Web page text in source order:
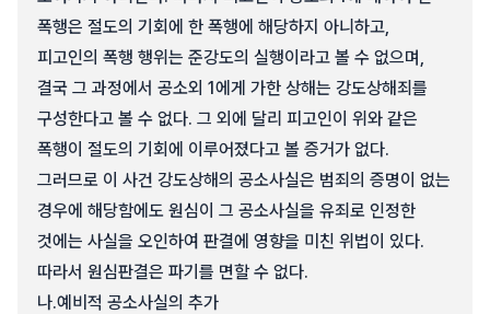
폭행은 절도의 기회에 한 폭행에 해당하지 아니하고,
피고인의 폭행 행위는 준강도의 실행이라고 볼 수 없으며,
결국 그 과정에서 공소외 1에게 가한 상해는 강도상해죄를
구성한다고 볼 수 없다. 그 외에 달리 피고인이 위와 같은
폭행이 절도의 기회에 이루어졌다고 볼 증거가 없다.
그러므로 이 사건 강도상해의 공소사실은 범죄의 증명이 없는
경우에 해당함에도 원심이 그 공소사실을 유죄로 인정한
것에는 사실을 오인하여 판결에 영향을 미친 위법이 있다.
따라서 원심판결은 파기를 면할 수 없다.
나.예비적 공소사실의 추가